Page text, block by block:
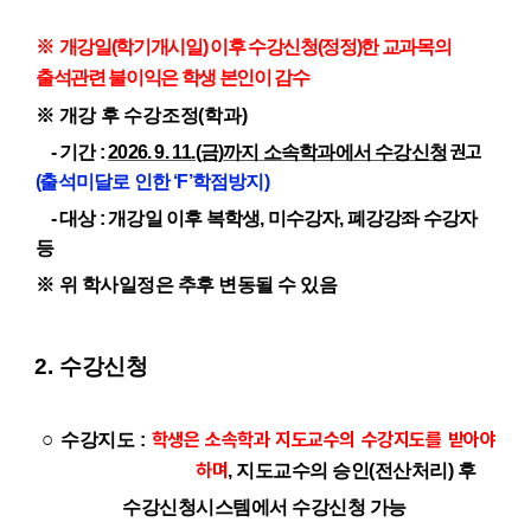
※ 개강일(학기개시일)이후 수강신청(정정)한 교과목의
출석관련 불이익은 학생 본인이 감수
※ 개강 후 수강조정(학과)
-기간:2026. 9. 11.(금)까지 소속학과에서 수강신청권고
(출석미달로 인한‘F’학점방지 )
-대상:개강일 이후 복학생, 미수강자,폐강강좌 수강자
등
※ 위 학사일정은 추후 변동될 수 있음
2. 수강신청
○ 수강지도 : 학생은 소속학과 지도교수의 수강지도를 받아야
하며 , 지도교수의 승인(전산처리) 후
수강신청시스템에서 수강신청 가능